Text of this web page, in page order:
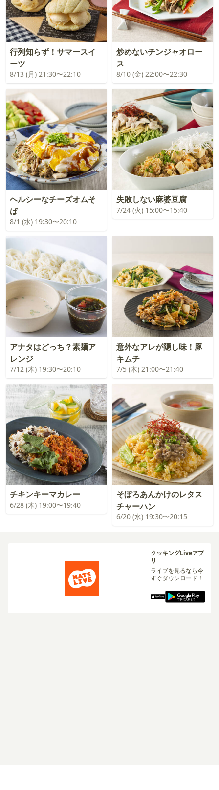
行列知らず！サマースイ
ーツ
8/13 (月) 21:30〜22:10
炒めないチンジャオロー
ス
8/10 (金) 22:00〜22:30
ヘルシーなチーズオムそ
ば
8/1 (水) 19:30〜20:10
失敗しない麻婆豆腐
7/24 (火) 15:00〜15:40
アナタはどっち？素麺ア
レンジ
7/12 (木) 19:30〜20:10
意外なアレが隠し味！豚
キムチ
7/5 (木) 21:00〜21:40
チキンキーマカレー
6/28 (木) 19:00〜19:40
そぼろあんかけのレタス
チャーハン
6/20 (水) 19:30〜20:15
クッキングLiveアプ
リ
ライブを見るなら今
すぐダウンロード！